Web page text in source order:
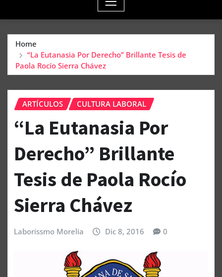
Home
“La Eutanasia Por Derecho” Brillante Tesis de
Paola Rocío Sierra Chávez
ARTÍCULOS CULTURA LABORAL
“La Eutanasia Por
Derecho” Brillante
Tesis de Paola Rocío
Sierra Chávez
Laborissmo Morelia Dic 8, 2016 0